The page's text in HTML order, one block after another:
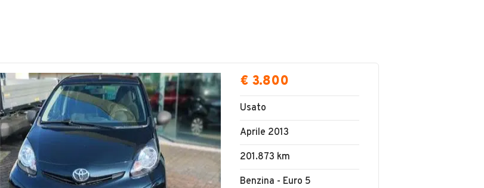
€ 3.800
Usato
Aprile 2013
201.873 km
Benzina - Euro 5